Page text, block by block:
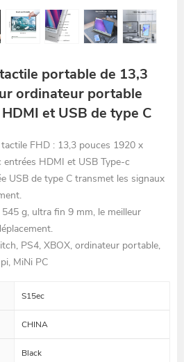
portable de 13,3
ordinateur portable
et USB de type C
FHD : 13,3 pouces 1920 x
entrées HDMI et USB Type-c
USB de type C transmet les signaux
g, ultra fin 9 mm, le meilleur
PS4, XBOX, ordinateur portable,
MiNi PC
S15ec
CHINA
Black